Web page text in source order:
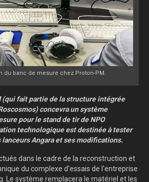
du banc de mesure chez Proton-PM.
(qui fait partie de la structure intégrée
concevra un système
pour le stand de tir de NPO
technologique est destinée à tester
lanceurs Angara et ses modifications.
dans le cadre de la reconstruction et
du complexe d'essais de l'entreprise
Le système remplacera le matériel et les